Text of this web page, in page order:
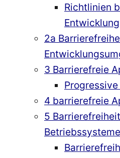
Richtlinien
Entwicklung
2a
3 Barrierefreie
4 barrierefreie
5